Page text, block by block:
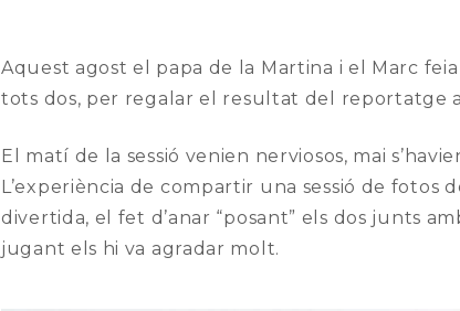
Aquest agost el papa de la Martina i el Marc
tots dos, per regalar el resultat del reportatge
El matí de la sessió venien nerviosos, mai
L’experiència de compartir una sessió de fotos
divertida, el fet d’anar “posant” els dos junts
jugant els hi va agradar molt.